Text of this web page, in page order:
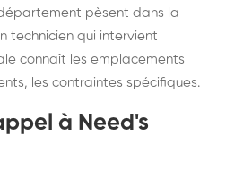
pèsent dans la
technicien qui intervient
connaît les emplacements
les contraintes spécifiques.
à Need's